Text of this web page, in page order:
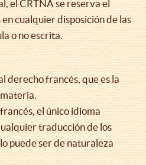
el CRTNA se reserva el
cualquier disposición de las
o no escrita.
derecho francés, que es la
el único idioma
traducción de los
puede ser de naturaleza